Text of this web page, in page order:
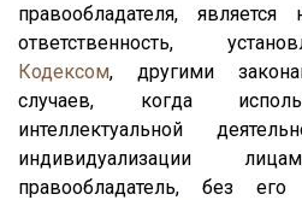
правообладателя,
ответственность,
Кодексом, другими
случаев, когда
интеллектуальной
индивидуализации
правообладатель, без его